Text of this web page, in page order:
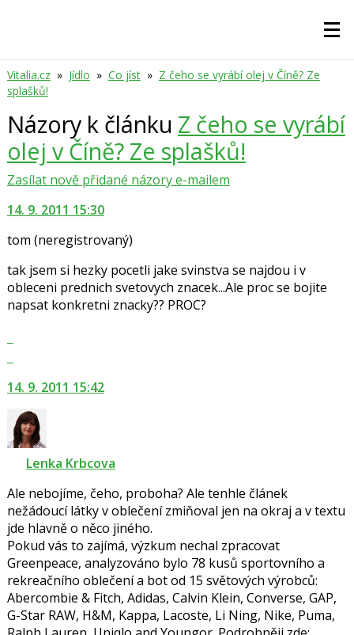
Vitalia.cz » Jídlo » Co jíst » Z čeho se vyrábí olej v Číně? Ze
splašků!
Názory k článku Z čeho se vyrábí
olej v Číně? Ze splašků!
Zasílat nově přidané názory e-mailem
14. 9. 2011 15:30
tom (neregistrovaný)
tak jsem si hezky pocetli jake svinstva se najdou i v
obleceni prednich svetovych znacek...Ale proc se bojite
napsat konkretni znacky?? PROC?
další
názor.
K
navigaci
lze
použít
i
klávesy
N
pro
následující
a
P
14. 9. 2011 15:42
Lenka Krbcova
Ale nebojíme, čeho, proboha? Ale tenhle článek
nežádoucí látky v oblečení zmiňoval jen na okraj a v textu
jde hlavně o něco jiného.
Pokud vás to zajímá, výzkum nechal zpracovat
Greenpeace, analyzováno bylo 78 kusů sportovního a
rekreačního oblečení a bot od 15 světových výrobců:
Abercombie & Fitch, Adidas, Calvin Klein, Converse, GAP,
G-Star RAW, H&M, Kappa, Lacoste, Li Ning, Nike, Puma,